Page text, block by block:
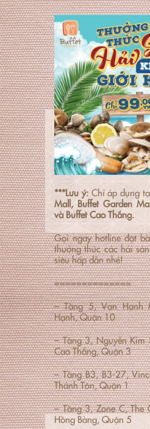
***Lưu ý:Chỉ áp dụng
Mall, Buffet Garden
và Buffet Cao Thắng.
Gọi ngay hotline đặt
thưởng thức các hải
siêu hấp dẫn nhé!
==============
– Tầng 5, Vạn Hạnh
Hạnh, Quận 10
– Tầng 3, Nguyễn
Cao Thắng, Quận 3
– Tầng B3, B3-27,
Thánh Tôn, Quận 1
– Tầng 3, Zone C,
Hồng Bàng, Quận 5